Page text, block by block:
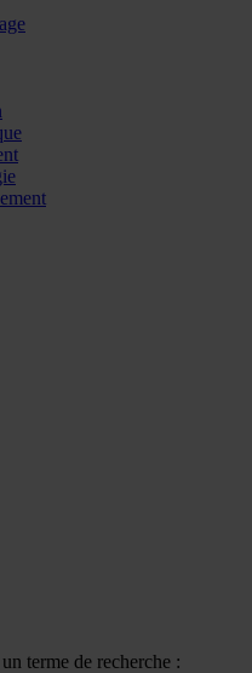
terme de recherche :